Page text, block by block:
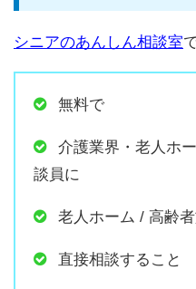
シニアのあんしん相談室
無料で
介護業界・老人ホ
談員に
老人ホーム / 高齢
直接相談すること